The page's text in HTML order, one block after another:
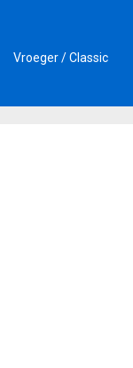
Vroeger / Classic